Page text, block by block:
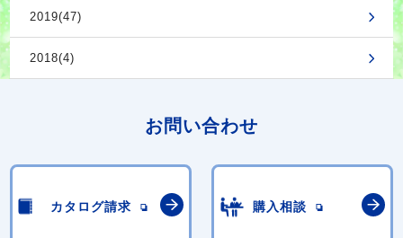
2019(47)
2018(4)
お問い合わせ
カタログ請求 購入相談